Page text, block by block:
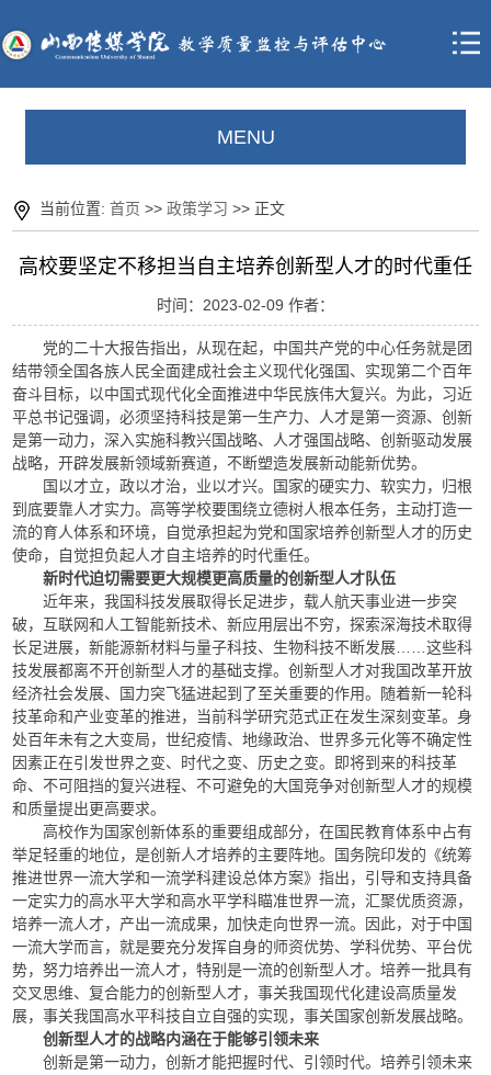
MENU
当前位置:首页 >>政策学习 >> 正文
高校要坚定不移担当自主培养创新型人才的时代重任
时间：2023-02-09 作者：
党的二十大报告指出，从现在起，中国共产党的中心任务就是团
结带领全国各族人民全面建成社会主义现代化强国、实现第二个百年
奋斗目标，以中国式现代化全面推进中华民族伟大复兴。为此，习近
平总书记强调，必须坚持科技是第一生产力、人才是第一资源、创新
是第一动力，深入实施科教兴国战略、人才强国战略、创新驱动发展
战略，开辟发展新领域新赛道，不断塑造发展新动能新优势。
国以才立，政以才治，业以才兴。国家的硬实力、软实力，归根
到底要靠人才实力。高等学校要围绕立德树人根本任务，主动打造一
流的育人体系和环境，自觉承担起为党和国家培养创新型人才的历史
使命，自觉担负起人才自主培养的时代重任。
新时代迫切需要更大规模更高质量的创新型人才队伍
近年来，我国科技发展取得长足进步，载人航天事业进一步突
破，互联网和人工智能新技术、新应用层出不穷，探索深海技术取得
长足进展，新能源新材料与量子科技、生物科技不断发展……这些科
技发展都离不开创新型人才的基础支撑。创新型人才对我国改革开放
经济社会发展、国力突飞猛进起到了至关重要的作用。随着新一轮科
技革命和产业变革的推进，当前科学研究范式正在发生深刻变革。身
处百年未有之大变局，世纪疫情、地缘政治、世界多元化等不确定性
因素正在引发世界之变、时代之变、历史之变。即将到来的科技革
命、不可阻挡的复兴进程、不可避免的大国竞争对创新型人才的规模
和质量提出更高要求。
高校作为国家创新体系的重要组成部分，在国民教育体系中占有
举足轻重的地位，是创新人才培养的主要阵地。国务院印发的《统筹
推进世界一流大学和一流学科建设总体方案》指出，引导和支持具备
一定实力的高水平大学和高水平学科瞄准世界一流，汇聚优质资源，
培养一流人才，产出一流成果，加快走向世界一流。因此，对于中国
一流大学而言，就是要充分发挥自身的师资优势、学科优势、平台优
势，努力培养出一流人才，特别是一流的创新型人才。培养一批具有
交叉思维、复合能力的创新型人才，事关我国现代化建设高质量发
展，事关我国高水平科技自立自强的实现，事关国家创新发展战略。
创新型人才的战略内涵在于能够引领未来
创新是第一动力，创新才能把握时代、引领时代。培养引领未来